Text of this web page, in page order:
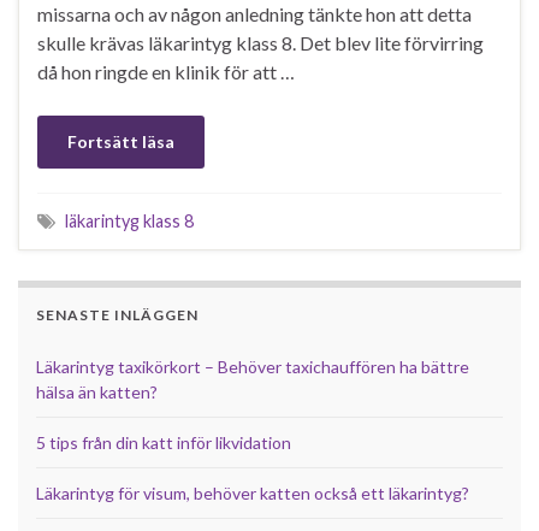
missarna och av någon anledning tänkte hon att detta
skulle krävas läkarintyg klass 8. Det blev lite förvirring
då hon ringde en klinik för att …
Fortsätt läsa
läkarintyg klass 8
SENASTE INLÄGGEN
Läkarintyg taxikörkort – Behöver taxichauffören ha bättre
hälsa än katten?
5 tips från din katt inför likvidation
Läkarintyg för visum, behöver katten också ett läkarintyg?